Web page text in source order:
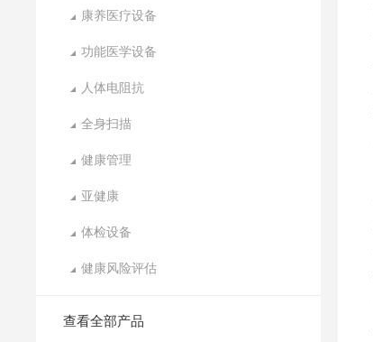
康养医疗设备
功能医学设备
人体电阻抗
全身扫描
健康管理
亚健康
体检设备
健康风险评估
查看全部产品